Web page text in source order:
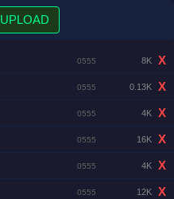
UPLOAD
0555 8K
X
0555 0.13K
X
0555 4K
X
0555 16K
X
0555 4K
X
0555 12K
X